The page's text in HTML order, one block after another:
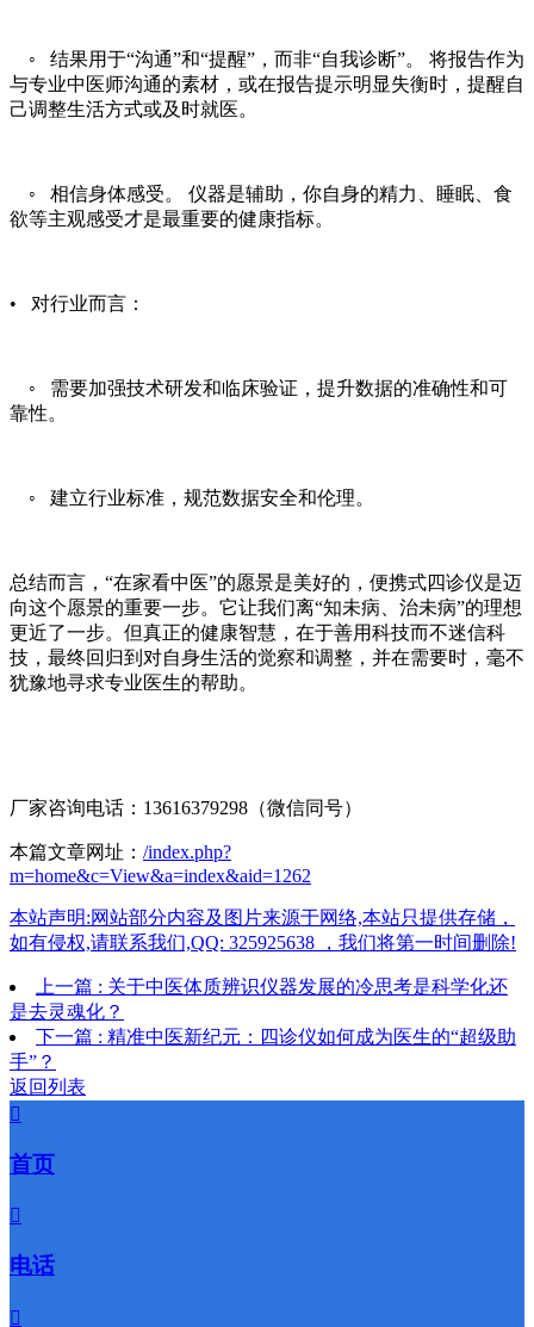
◦ 结果用于“沟通”和“提醒”，而非“自我诊断”。 将报告作为
与专业中医师沟通的素材，或在报告提示明显失衡时，提醒自
己调整生活方式或及时就医。
◦ 相信身体感受。 仪器是辅助，你自身的精力、睡眠、食
欲等主观感受才是最重要的健康指标。
• 对行业而言：
◦ 需要加强技术研发和临床验证，提升数据的准确性和可
靠性。
◦ 建立行业标准，规范数据安全和伦理。
总结而言，“在家看中医”的愿景是美好的，便携式四诊仪是迈
向这个愿景的重要一步。它让我们离“知未病、治未病”的理想
更近了一步。但真正的健康智慧，在于善用科技而不迷信科
技，最终回归到对自身生活的觉察和调整，并在需要时，毫不
犹豫地寻求专业医生的帮助。
厂家咨询电话：13616379298（微信同号）
本篇文章网址： /index.php?
m=home&c=View&a=index&aid=1262
本站声明:网站部分内容及图片来源于网络,本站只提供存储，
如有侵权,请联系我们,QQ: 325925638 ，我们将第一时间删除!
上一篇 : 关于中医体质辨识仪器发展的冷思考是科学化还
是去灵魂化？
下一篇 : 精准中医新纪元：四诊仪如何成为医生的“超级助
手”？
返回列表

首页

电话
